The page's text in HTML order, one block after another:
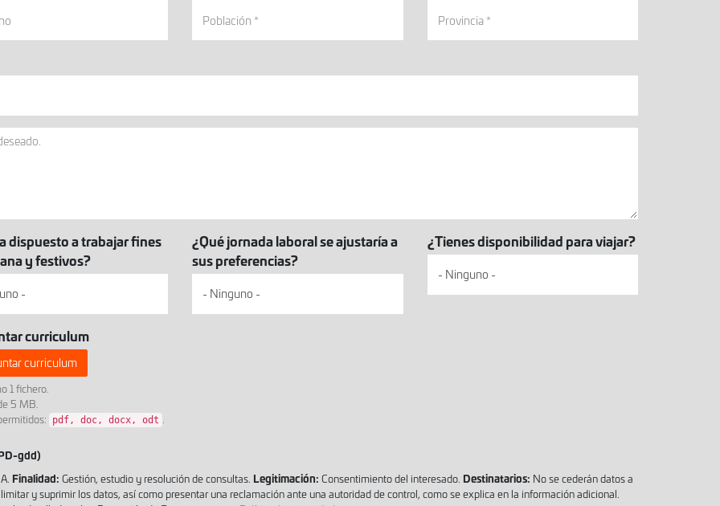
dispuesto a trabajar fines
y festivos?
¿Qué jornada laboral se ajustaría a
sus preferencias?
¿Tienes disponibilidad para viajar?
curriculum
curriculum
1 fichero.
5 MB.
pdf, doc, docx, odt
gdd)
Finalidad: Gestión, estudio y resolución de consultas. Legitimación: Consentimiento del interesado. Destinatarios: No se cederán datos a
y suprimir los datos, así como presentar una reclamación ante una autoridad de control, como se explica en la información adicional.